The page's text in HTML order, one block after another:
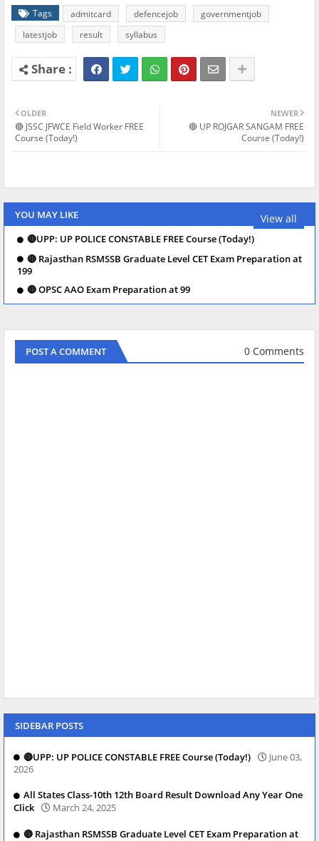
Tags admitcard defencejob
governmentjob
latestjob
result syllabus
NEWER
🔴 UP ROJGAR SANGAM FREE
Course (Today!)
OLDER
🔴 JSSC JFWCE Field Worker FREE
Course (Today!)
YOU MAY LIKE View all
🔴UPP: UP POLICE CONSTABLE FREE Course (Today!)
🔴 Rajasthan RSMSSB Graduate Level CET Exam Preparation at
199
🔴 OPSC AAO Exam Preparation at 99
POST A COMMENT 0 Comments
SIDEBAR POSTS
🔴UPP: UP POLICE CONSTABLE FREE Course (Today!)
June 03,
2026
All States Class-10th 12th Board Result Download Any Year One
Click
March 24, 2025
🔴 Rajasthan RSMSSB Graduate Level CET Exam Preparation at